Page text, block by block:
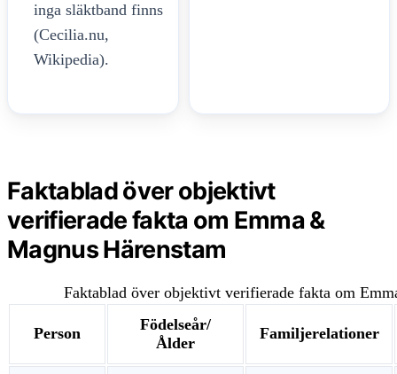
inga släktband finns
(Cecilia.nu,
Wikipedia).
Faktablad över objektivt
verifierade fakta om Emma &
Magnus Härenstam
Faktablad över objektivt verifierade fakta om
Person
Födelseår/
Ålder
Familjerelationer